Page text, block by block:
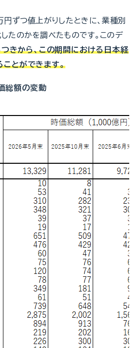
円ずつ値上がりしたときに、業種別
たのかを調べたものです。このデ
きから、この期間における日本経
とができます。
総額の変動